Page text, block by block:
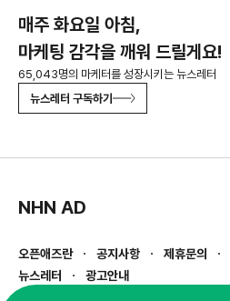
매주 화요일 아침,
마케팅 감각을 깨워 드릴게요!
65,043명의 마케터를 성장시키는 뉴스레터
뉴스레터 구독하기
NHN AD
오픈애즈란 공지사항 제휴문의
뉴스레터
광고안내